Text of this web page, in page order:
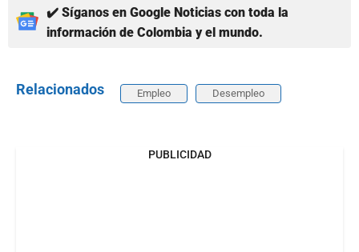
✔️ Síganos en Google Noticias con toda la
información de Colombia y el mundo.
Relacionados Empleo Desempleo
PUBLICIDAD